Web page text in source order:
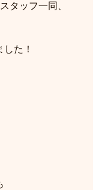
タッフ一同、
た！